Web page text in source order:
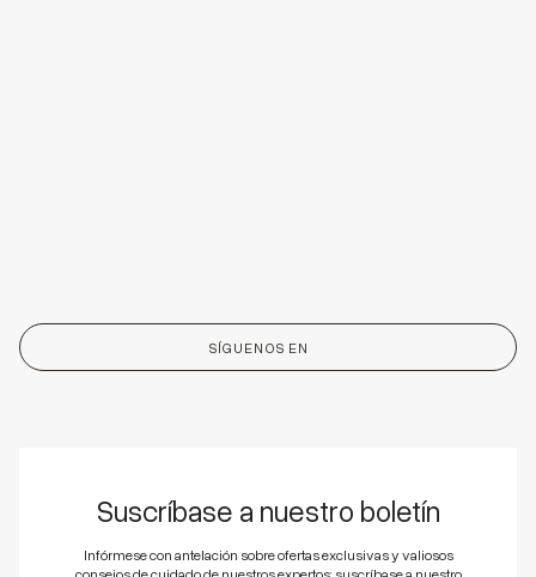
SÍGUENOS EN
Suscríbase a nuestro boletín
Infórmese con antelación sobre ofertas exclusivas y valiosos